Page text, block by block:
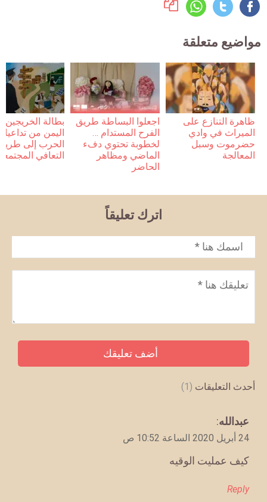
مواضيع متعلقة
ظاهرة التنازع على
الميراث في وادي
حضرموت وسبل
المعالجة
اجعلوا البساطة طريق
الفرح المستدام …
لخطوبة تحتوي دفء
الماضي ومظاهر
الحاضر
بطالة
اليمن من
الحرب إلى
التعافي
اترك تعليقاً
الاسم *
تعليق
أحدث التعليقات (1)
يقول
عبدالله:
24 أبريل 2020 الساعة 10:52 ص
كيف عمليت الوقيه
Reply